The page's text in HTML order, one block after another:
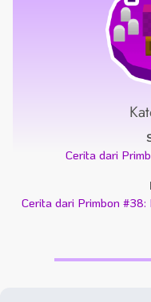
Cerita dari
Cerita dari Primbon